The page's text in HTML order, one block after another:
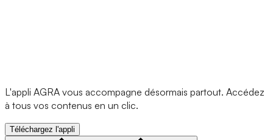
L'appli AGRA vous accompagne désormais partout. Accédez
à tous vos contenus en un clic.
Téléchargez l'appli